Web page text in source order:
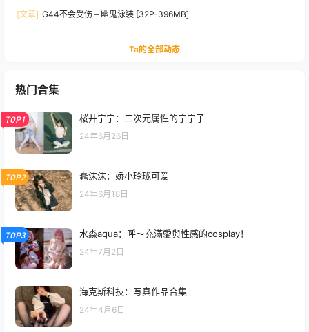
[文章] G44不会受伤 – 幽鬼泳装 [32P-396MB]
Ta的全部动态
热门合集
TOP1 桜井宁宁：二次元属性的宁宁子
24年6月26日
TOP2 蠢沫沫：娇小玲珑可爱
24年6月18日
TOP3 水淼aqua：呼～充滿愛與性感的cosplay！
24年7月2日
海克斯科技：写真作品合集
24年4月6日